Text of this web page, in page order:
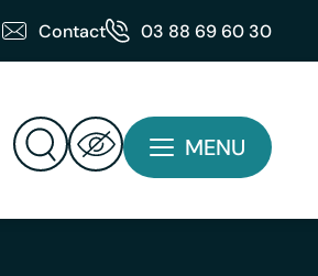
Contact 03 88 69 60 30
MENU